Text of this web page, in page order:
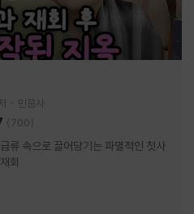
민음사
(700)
류 속으로 끌어당기는 파멸적인 첫사
회